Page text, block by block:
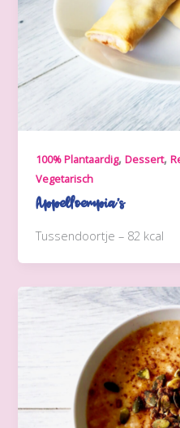
100% Plantaardig,Dessert,
Vegetarisch
Appelloempia’s
Tussendoortje – 82 kcal